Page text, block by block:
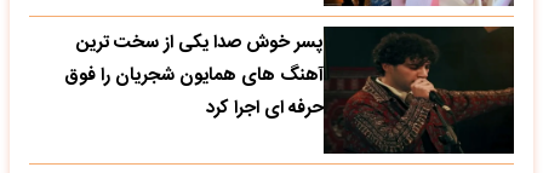
پسر خوش صدا یکی از سخت ترین
آهنگ های همایون شجریان را فوق
حرفه ای اجرا کرد